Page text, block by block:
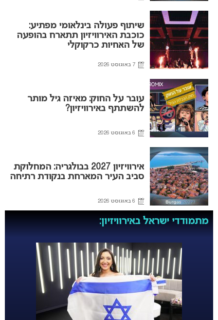
שיתוף פעולה בינלאומי מפתיע:
כוכבת האירוויזיון תתארח בהופעה
של האחיות כרקוקלי
7 באוגוסט 2026
עובר על החוק: מאיזה גיל מותר
להשתתף באירוויזיון?
6 באוגוסט 2026
אירוויזיון 2027 בבולגריה: המחלוקת
סביב העיר המארחת בנקודת רתיחה
6 באוגוסט 2026
מתמודדי ישראל באירוויזיון: